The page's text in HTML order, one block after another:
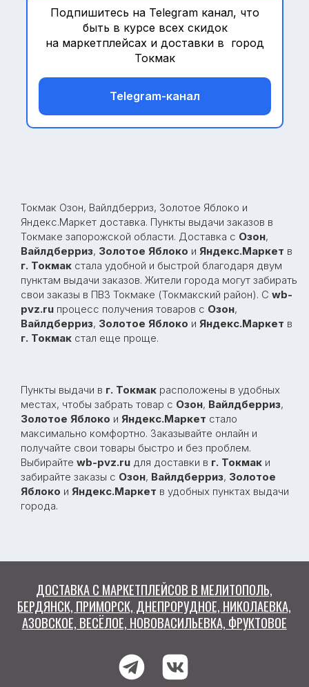
Подпишитесь на Telegram канал, что
быть в курсе всех скидок
на маркетплейсах и доставки в город
Токмак
Telegram-канал
Токмак Озон, Вайлдберриз, Золотое Яблоко и
Яндекс.Маркет доставка. Пункты выдачи заказов в
Токмаке запорожской области. Доставка с Озон,
Вайлдберриз, Золотое Яблоко и Яндекс.Маркет в
г. Токмак стала удобной и быстрой благодаря двум
пунктам выдачи заказов. Жители города могут забирать
свои заказы в ПВЗ Токмаке (Токмакский район). С wb-
pvz.ru процесс получения товаров с Озон,
Вайлдберриз, Золотое Яблоко и Яндекс.Маркет в
г. Токмак стал еще проще.
Пункты выдачи в г. Токмак расположены в удобных
местах, чтобы забрать товар с Озон, Вайлдберриз,
Золотое Яблоко и Яндекс.Маркет стало
максимально комфортно. Заказывайте онлайн и
получайте свои товары быстро и без проблем.
Выбирайте wb-pvz.ru для доставки в г. Токмак и
забирайте заказы с Озон, Вайлдберриз, Золотое
Яблоко и Яндекс.Маркет в удобных пунктах выдачи
города.
ДОСТАВКА С МАРКЕТПЛЕЙСОВ В МЕЛИТОПОЛЬ,
БЕРДЯНСК, ПРИМОРСК, ДНЕПРОРУДНОЕ, НИКОЛАЕВКА,
WB-PVZ.RU